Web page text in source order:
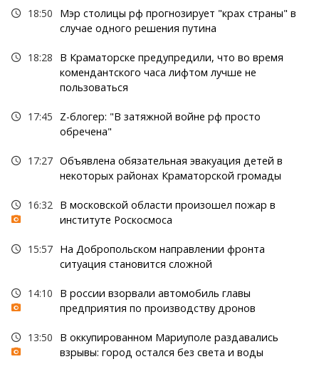
18:50
Мэр столицы рф прогнозирует "крах страны" в
случае одного решения путина
18:28
В Краматорске предупредили, что во время
комендантского часа лифтом лучше не
пользоваться
17:45
Z-блогер: "В затяжной войне рф просто
обречена"
17:27 Объявлена обязательная эвакуация детей в
некоторых районах Краматорской громады
16:32 В московской области произошел пожар в
институте Роскосмоса
15:57 На Добропольском направлении фронта
ситуация становится сложной
14:10
В россии взорвали автомобиль главы
предприятия по производству дронов
13:50
В оккупированном Мариуполе раздавались
взрывы: город остался без света и воды